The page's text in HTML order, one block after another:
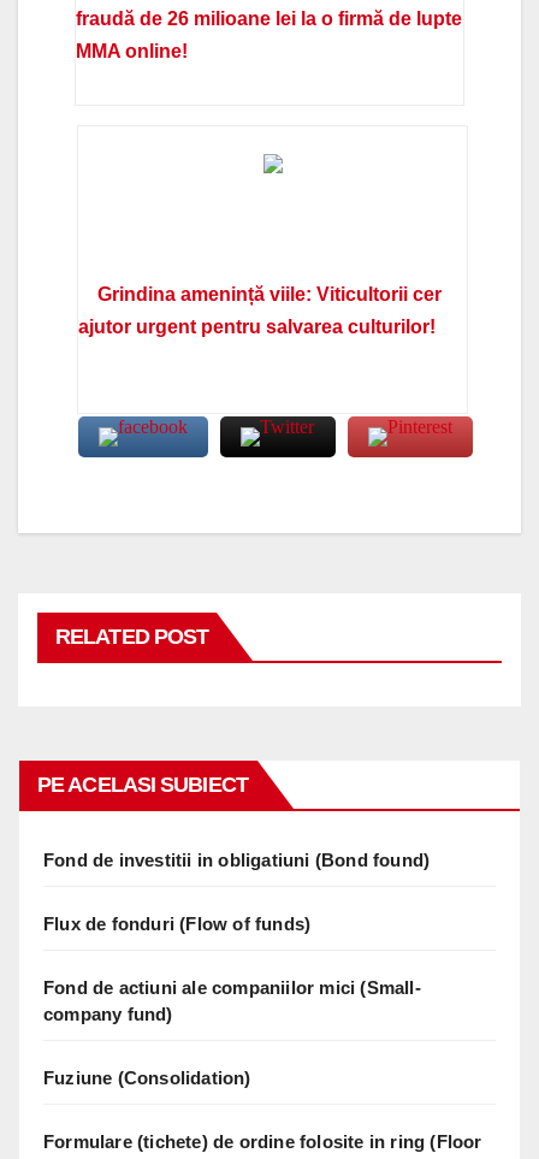
fraudă de 26 milioane lei la o firmă de lupte
MMA online!
Grindina amenință viile: Viticultorii cer
ajutor urgent pentru salvarea culturilor!
RELATED POST
PE ACELASI SUBIECT
Fond de investitii in obligatiuni (Bond found)
Flux de fonduri (Flow of funds)
Fond de actiuni ale companiilor mici (Small-
company fund)
Fuziune (Consolidation)
Formulare (tichete) de ordine folosite in ring (Floor